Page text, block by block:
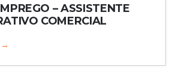
– ASSISTENTE
COMERCIAL